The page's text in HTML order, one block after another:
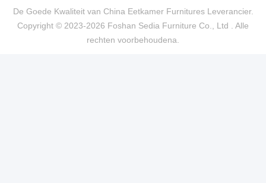
De Goede Kwaliteit van China Eetkamer Furnitures Leverancier.
Copyright © 2023-2026 Foshan Sedia Furniture Co., Ltd . Alle
rechten voorbehoudena.